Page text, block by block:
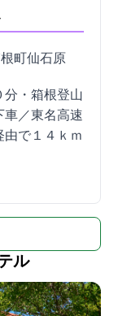
仙石原1246
分・箱根登山
車／東名高速
で１４ｋｍ
ル